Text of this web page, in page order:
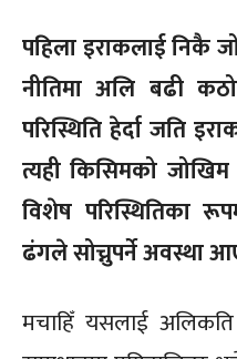
पहिला इराकलाई निकै
नीतिमा अलि बढी
परिस्थिति हेर्दा जति
त्यही किसिमको
विशेष परिस्थितिका
ढंगले सोच्नुपर्ने अवस्था
मचाहिँ यसलाई